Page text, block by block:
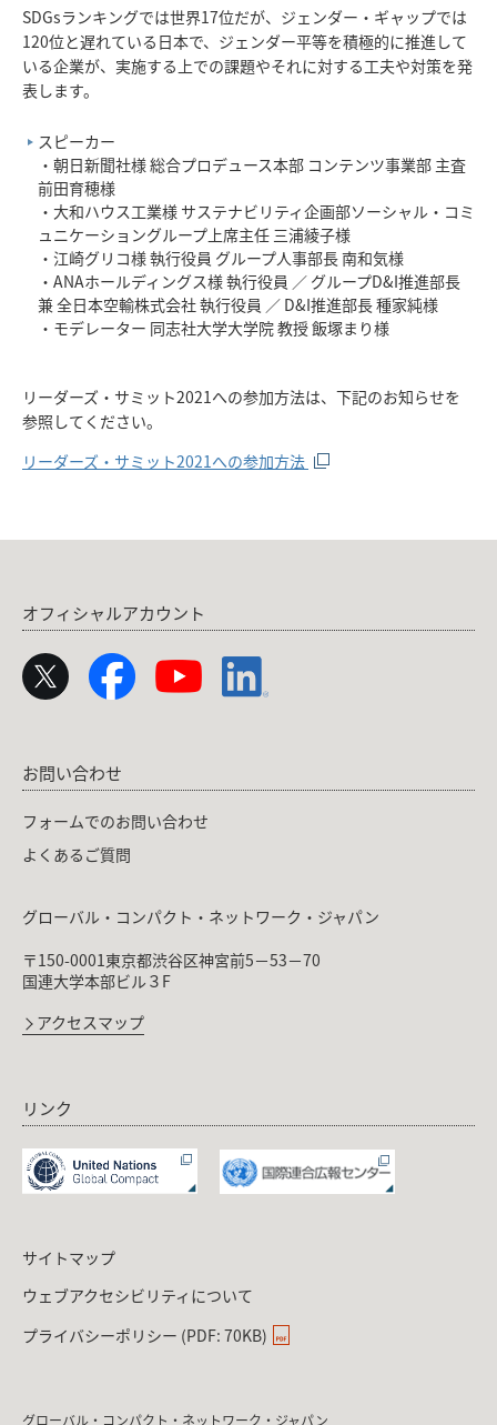
SDGsランキングでは世界17位だが、ジェンダー・ギャップでは
120位と遅れている日本で、ジェンダー平等を積極的に推進して
いる企業が、実施する上での課題やそれに対する工夫や対策を発
表します。
スピーカー
・朝日新聞社様 総合プロデュース本部 コンテンツ事業部 主査
前田育穂様
・大和ハウス工業様 サステナビリティ企画部ソーシャル・コミ
ュニケーショングループ上席主任 三浦綾子様
・江崎グリコ様 執行役員 グループ人事部長 南和気様
・ANAホールディングス様 執行役員 ／ グループD&I推進部長
兼 全日本空輸株式会社 執行役員 ／ D&I推進部長 種家純様
・モデレーター 同志社大学大学院 教授 飯塚まり様
リーダーズ・サミット2021への参加方法は、下記のお知らせを
参照してください。
リーダーズ・サミット2021への参加方法
オフィシャルアカウント
お問い合わせ
フォームでのお問い合わせ
よくあるご質問
グローバル・コンパクト・ネットワーク・ジャパン
〒150-0001東京都渋谷区神宮前5－53－70
国連大学本部ビル３F
アクセスマップ
リンク
サイトマップ
ウェブアクセシビリティについて
プライバシーポリシー (PDF: 70KB)
グローバル・コンパクト・ネットワーク・ジャパン